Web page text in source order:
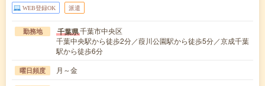
WEB登録OK 派遣
勤務地 千葉県千葉市中央区
千葉中央駅から徒歩2分／葭川公園駅から徒歩5分／京成千葉
駅から徒歩6分
曜日頻度 月～金